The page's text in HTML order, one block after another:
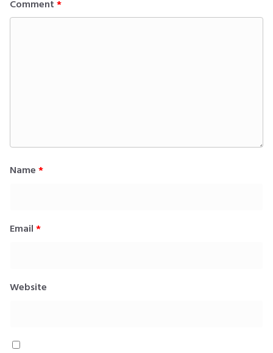
Comment *
Name *
Email *
Website